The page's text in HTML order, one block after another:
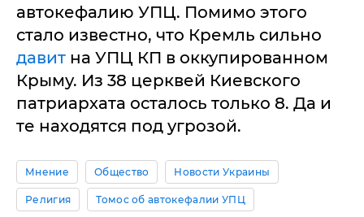
автокефалию УПЦ. Помимо этого
стало известно, что Кремль сильно
давит на УПЦ КП в оккупированном
Крыму. Из 38 церквей Киевского
патриархата осталось только 8. Да и
те находятся под угрозой.
Мнение Общество Новости Украины
Религия Томос об автокефалии УПЦ